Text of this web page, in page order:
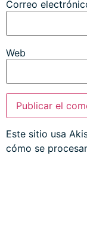
Correo
Web
Este sitio usa
cómo se